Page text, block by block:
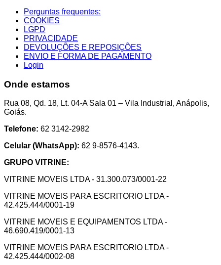
Perguntas frequentes:
COOKIES
LGPD
PRIVACIDADE
DEVOLUÇÕES E REPOSIÇÕES
ENVIO E FORMA DE PAGAMENTO
Login
Onde estamos
Rua 08, Qd. 18, Lt. 04-A Sala 01 – Vila Industrial, Anápolis,
Goiás.
Telefone: 62 3142-2982
Celular (WhatsApp): 62 9-8576-4143.
GRUPO VITRINE:
VITRINE MOVEIS LTDA - 31.300.073/0001-22
VITRINE MOVEIS PARA ESCRITORIO LTDA -
42.425.444/0001-19
VITRINE MOVEIS E EQUIPAMENTOS LTDA -
46.690.419/0001-13
VITRINE MOVEIS PARA ESCRITORIO LTDA -
42.425.444/0002-08